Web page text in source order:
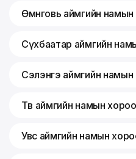
Өмнөговь аймгийн
Сүхбаатар аймгийн
Сэлэнгэ аймгийн
Төв аймгийн намын хороо
Увс аймгийн намын